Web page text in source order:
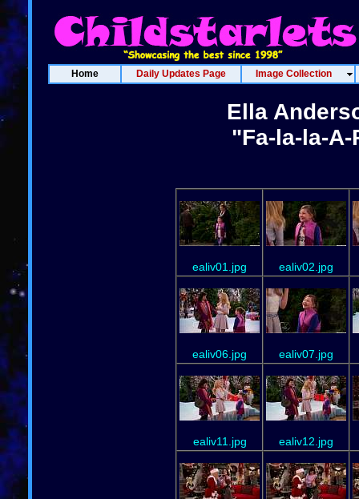
Home Daily Updates Page Image Collection
Ella
"Fa-la-la-A-
ealiv01.jpg ealiv02.jpg
ealiv06.jpg ealiv07.jpg
ealiv11.jpg ealiv12.jpg